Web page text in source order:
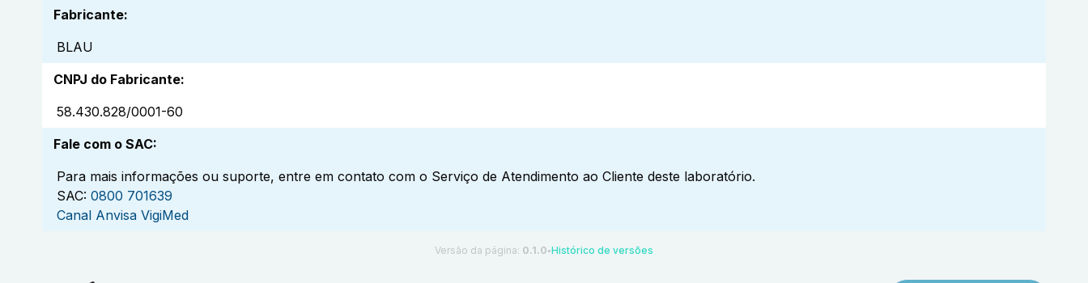
Fabricante:
BLAU
CNPJ do Fabricante:
58.430.828/0001-60
Fale com o SAC:
Para mais informações ou suporte, entre em contato com o Serviço de Atendimento ao Cliente deste laboratório.
SAC: 0800 701639
Canal Anvisa VigiMed
Versão da página: 0.1.0 ●Histórico de versões